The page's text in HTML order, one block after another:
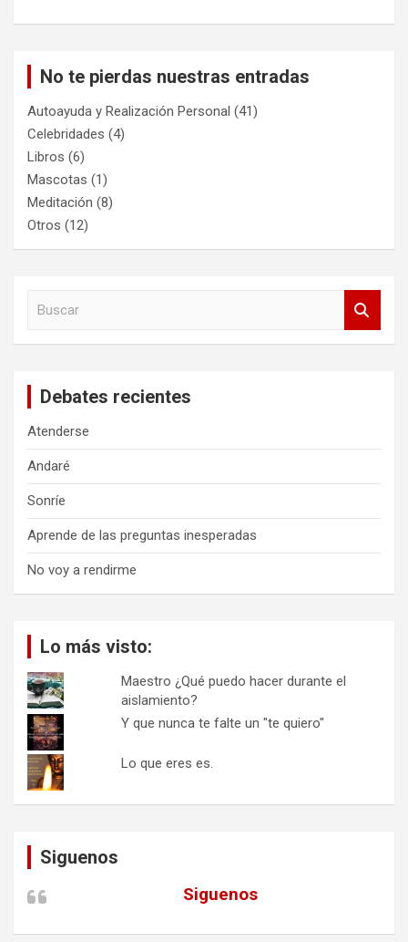
No te pierdas nuestras entradas
Autoayuda y Realización Personal (41)
Celebridades (4)
Libros (6)
Mascotas (1)
Meditación (8)
Otros (12)
Debates recientes
Atenderse
Andaré
Sonríe
Aprende de las preguntas inesperadas
No voy a rendirme
Lo más visto:
Maestro ¿Qué puedo hacer durante el
aislamiento?
Y que nunca te falte un "te quiero"
Lo que eres es.
Siguenos
Siguenos